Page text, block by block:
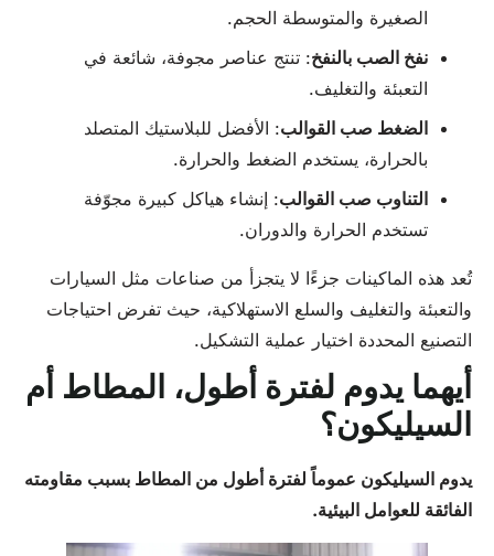
الصغيرة والمتوسطة الحجم.
نفخ الصب بالنفخ: تنتج عناصر مجوفة، شائعة في
التعبئة والتغليف.
الضغط صب القوالب: الأفضل للبلاستيك المتصلد
بالحرارة، يستخدم الضغط والحرارة.
التناوب صب القوالب: إنشاء هياكل كبيرة مجوّفة
تستخدم الحرارة والدوران.
تُعد هذه الماكينات جزءًا لا يتجزأ من صناعات مثل السيارات
والتعبئة والتغليف والسلع الاستهلاكية، حيث تفرض احتياجات
التصنيع المحددة اختيار عملية التشكيل.
أيهما يدوم لفترة أطول، المطاط أم
السيليكون؟
يدوم السيليكون عموماً لفترة أطول من المطاط بسبب مقاومته
الفائقة للعوامل البيئية.